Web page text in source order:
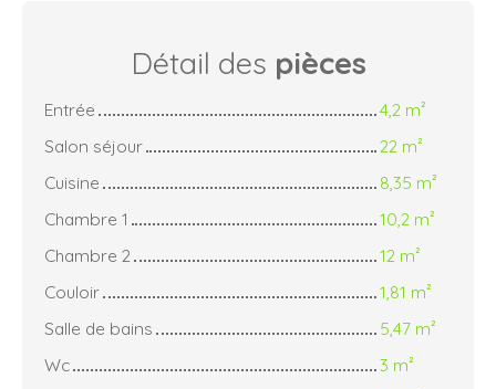
Détail des pièces
Entrée
4,2 m²
Salon séjour
22 m²
Cuisine
8,35 m²
Chambre 1
10,2 m²
Chambre 2
12 m²
Couloir
1,81 m²
Salle de bains
5,47 m²
Wc
3 m²